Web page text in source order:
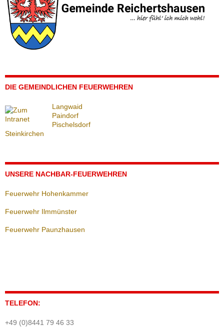
DIE GEMEINDLICHEN FEUERWEHREN
Langwaid
Paindorf
Pischelsdorf
Steinkirchen
UNSERE NACHBAR-FEUERWEHREN
Feuerwehr Hohenkammer
Feuerwehr Ilmmünster
Feuerwehr Paunzhausen
TELEFON:
+49 (0)8441 79 46 33